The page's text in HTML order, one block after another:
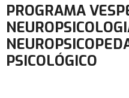
PROGRAMA
PSICOLÓGICO